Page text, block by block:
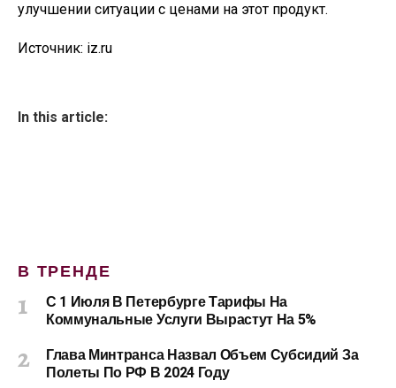
улучшении ситуации с ценами на этот продукт.
Источник: iz.ru
In this article:
В ТРЕНДЕ
С 1 Июля В Петербурге Тарифы На
Коммунальные Услуги Вырастут На 5%
Глава Минтранса Назвал Объем Субсидий За
Полеты По РФ В 2024 Году